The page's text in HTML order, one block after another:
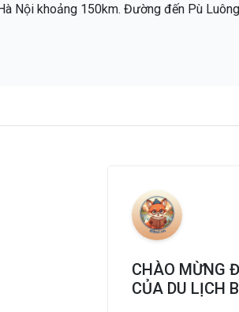
Nội khoảng 150km. Đường đến Pù
CHÀO MỪNG
CỦA DU LỊCH